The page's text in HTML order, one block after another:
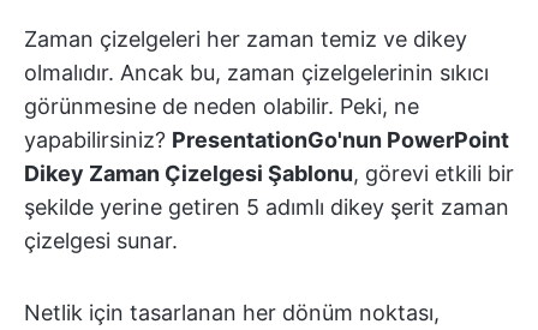
Zaman çizelgeleri her zaman temiz ve dikey
olmalıdır. Ancak bu, zaman çizelgelerinin sıkıcı
görünmesine de neden olabilir. Peki, ne
yapabilirsiniz? PresentationGo'nun PowerPoint
Dikey Zaman Çizelgesi Şablonu, görevi etkili bir
şekilde yerine getiren 5 adımlı dikey şerit zaman
çizelgesi sunar.
Netlik için tasarlanan her dönüm noktası,